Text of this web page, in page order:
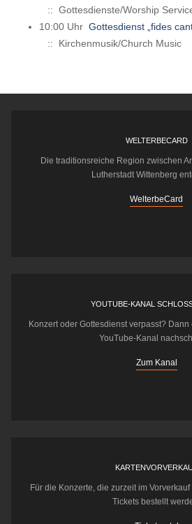
:: Gottesdienste/Worship
10:00 Uhr Gottesdienst „fides
:: Kirchenmusik/Church Music
WELTERBECARD
Die traditionsreiche Region zwischen
Lutherstadt Wittenberg
WelterbeCard
YOUTUBE-KANAL
Konzert oder Gottesdienst verpasst?
YouTube-Kanal
Zum Kanal
Für die Konzerte, die zurzeit im
Tickets bestellt